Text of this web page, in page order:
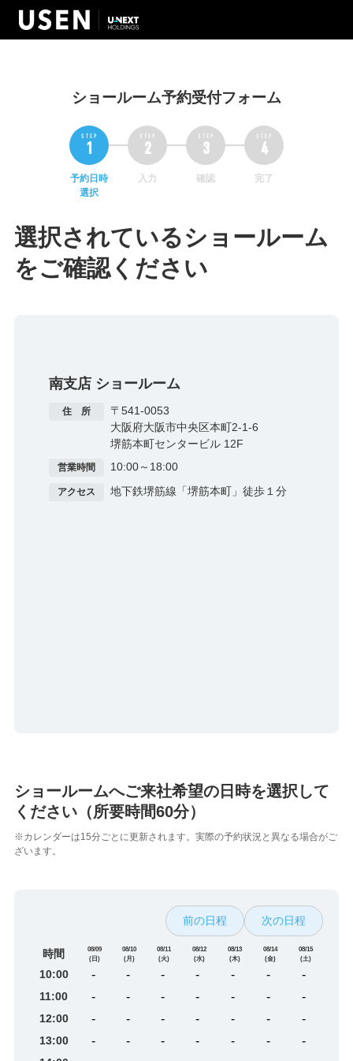
ショールーム予約受付フォーム
予約日時
選択
入力 確認 完了
選択されているショールーム
をご確認ください
南支店 ショールーム
住 所
〒541-0053
大阪府大阪市中央区本町2-1-6
堺筋本町センタービル 12F
営業時間 10:00～18:00
アクセス 地下鉄堺筋線「堺筋本町」徒歩１分
ショールームへご来社希望の日時を選択して
ください（所要時間60分）
※カレンダーは15分ごとに更新されます。実際の予約状況と異なる場合がご
ざいます。
前の日程 次の日程
時間
08/09
(日)
08/10
(月)
08/11
(火)
08/12
(水)
08/13
(木)
08/14
(金)
08/15
(土)
10:00 - - - - - - -
11:00 - - - - - - -
12:00 - - - - - - -
13:00 - - - - - - -